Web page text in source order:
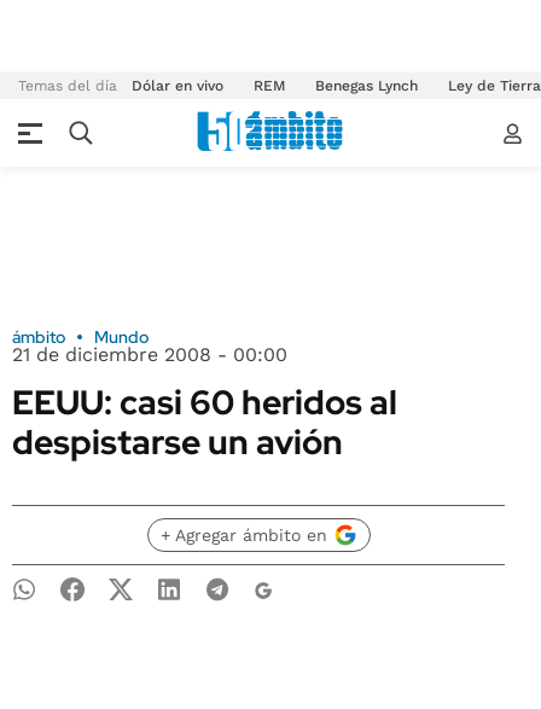
Temas del día Dólar en vivo REM Benegas Lynch Ley de
ámbito Mundo
21 de diciembre 2008 - 00:00
EEUU: casi 60 heridos al
despistarse un avión
+ Agregar ámbito en